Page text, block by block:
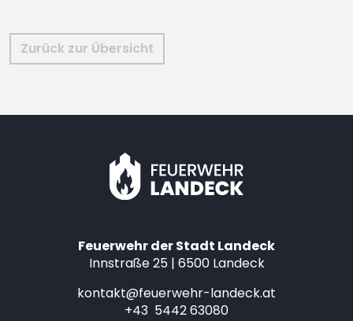
Zurück zur Übersicht
Feuerwehr der Stadt Landeck
Innstraße 25 | 6500 Landeck
kontakt@feuerwehr-landeck.at
+43 5442 63080